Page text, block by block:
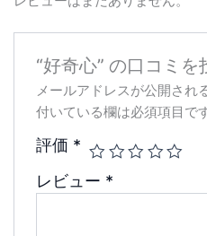
“好奇心” の口コミを
メールアドレスが公開され
付いている欄は必須項目で
評価 *
レビュー *